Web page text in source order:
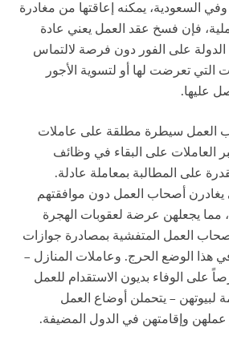
السعودية، يمكنه إعاقتها من مغادرة
فإن فسخ عقد العمل يعني عادة
الدولة على الفور دون فرصة لالتماس
التي تعرضت لها أو لتسوية الأجور
عليها.
العمل سيطرة مطلقة على عاملات
العاملات على البقاء في وظائف
على المطالبة بمعاملة عادلة.
يغادرن أصحاب العمل دون موافقتهم
مما يجعلهن عرضة لعقوبات الهجرة
العمل المتفشية بمصادرة جوازات
هذا الوضع الحرج. وعاملات المنازل –
على الوفاء بديون الاستقدام للعمل
لبيوتهن – يتحملن أوضاع العمل
عملهن وإقامتهن في الدول المضيفة.